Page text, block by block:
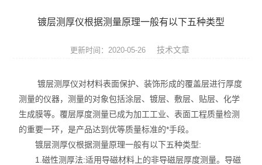
ROHS分析仪
卤素检测仪
环保检测仪
镀层测厚仪根据测量原理一般有以下五种类型
更新时间：2020-05-26 技术文章
镀层测厚仪对材料表面保护、装饰形成的覆盖层进行厚度
测量的仪器，测量的对象包括涂层、镀层、敷层、贴层、化学
生成膜等。覆层厚度测量已成为加工工业、表面工程质量检测
的重要一环，是产品达到优等质量标准的*手段。
镀层测厚仪根据测量原理一般有以下五种类型:
1.磁性测厚法:适用导磁材料上的非导磁层厚度测量。导磁